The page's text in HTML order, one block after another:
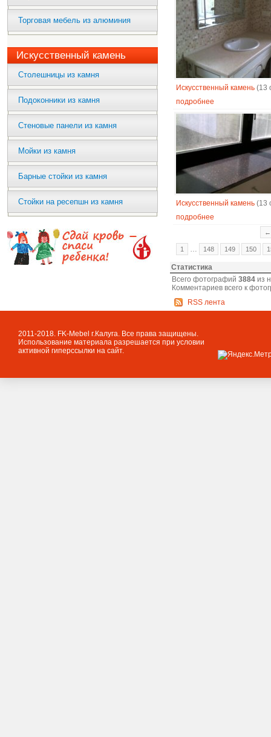
Торговая мебель из алюминия
Искусственный камень
Столешницы из камня
Подоконники из камня
Стеновые панели из камня
Мойки из камня
Барные стойки из камня
Стойки на ресепшн из камня
Искусственный камень (13
подробнее
Искусственный камень (13
подробнее
←
1 … 148 149 150
Статистика
Всего фотографий 3884 из
Комментариев всего к
RSS лента
2011-2018. FK-Mebel г.Калуга. Все права защищены.
Использование материала разрешается при условии
активной гиперссылки на сайт.